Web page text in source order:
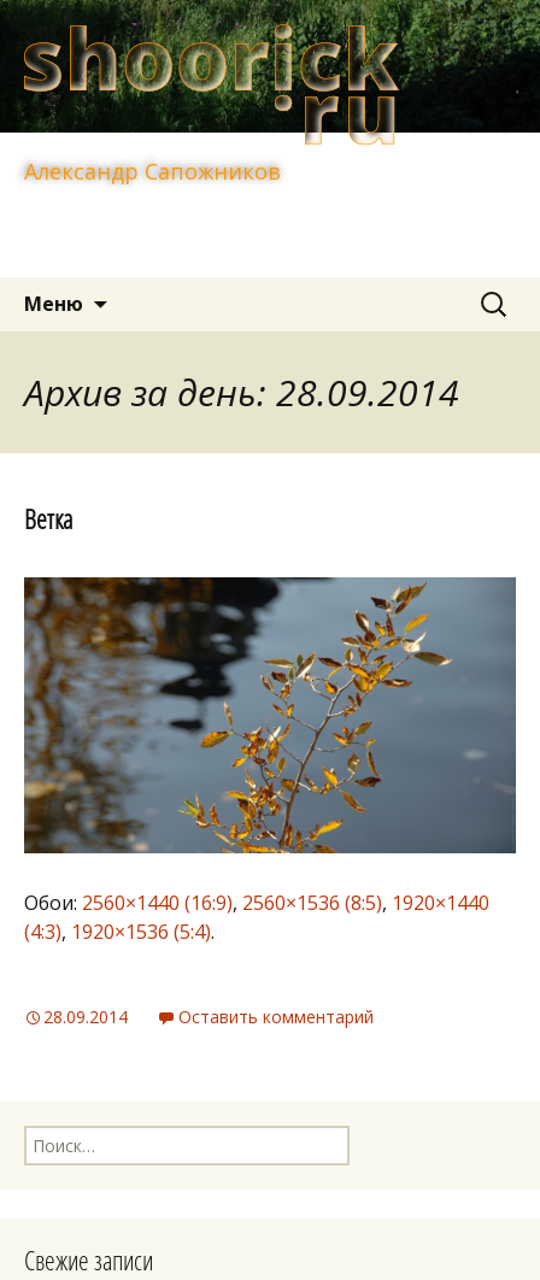
Александр Сапожников
Меню Найти:
Архив за день: 28.09.2014
Ветка
Обои: 2560×1440 (16:9), 2560×1536 (8:5), 1920×1440
(4:3), 1920×1536 (5:4).
28.09.2014 Оставить комментарий
Найти:
Свежие записи